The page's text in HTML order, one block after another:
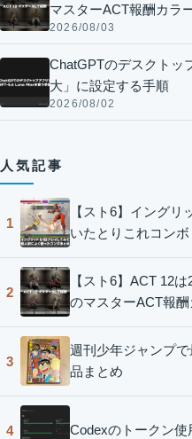
マスターACT報酬カラ
2026/08/03
ChatGPTのデスクトッ
大」に設定する手順
2026/08/02
人気記事
1
【スト6】イングリ
いたとりこれコンボ
2
【スト6】ACT 12は
のマスターACT報
3
週刊少年ジャンプ
品まとめ
4 Codexのトークン